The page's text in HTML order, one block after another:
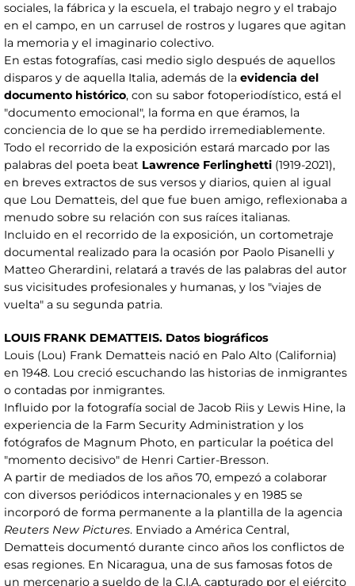
sociales, la fábrica y la escuela, el trabajo negro y el trabajo
en el campo, en un carrusel de rostros y lugares que agitan
la memoria y el imaginario colectivo.
En estas fotografías, casi medio siglo después de aquellos
disparos y de aquella Italia, además de la evidencia del
documento histórico, con su sabor fotoperiodístico, está el
"documento emocional", la forma en que éramos, la
conciencia de lo que se ha perdido irremediablemente.
Todo el recorrido de la exposición estará marcado por las
palabras del poeta beat Lawrence Ferlinghetti (1919-2021),
en breves extractos de sus versos y diarios, quien al igual
que Lou Dematteis, del que fue buen amigo, reflexionaba a
menudo sobre su relación con sus raíces italianas.
Incluido en el recorrido de la exposición, un cortometraje
documental realizado para la ocasión por Paolo Pisanelli y
Matteo Gherardini, relatará a través de las palabras del autor
sus vicisitudes profesionales y humanas, y los "viajes de
vuelta" a su segunda patria.
LOUIS FRANK DEMATTEIS. Datos biográficos
Louis (Lou) Frank Dematteis nació en Palo Alto (California)
en 1948. Lou creció escuchando las historias de inmigrantes
o contadas por inmigrantes.
Influido por la fotografía social de Jacob Riis y Lewis Hine, la
experiencia de la Farm Security Administration y los
fotógrafos de Magnum Photo, en particular la poética del
"momento decisivo" de Henri Cartier-Bresson.
A partir de mediados de los años 70, empezó a colaborar
con diversos periódicos internacionales y en 1985 se
incorporó de forma permanente a la plantilla de la agencia
Reuters New Pictures. Enviado a América Central,
Dematteis documentó durante cinco años los conflictos de
esas regiones. En Nicaragua, una de sus famosas fotos de
un mercenario a sueldo de la C.I.A. capturado por el ejército